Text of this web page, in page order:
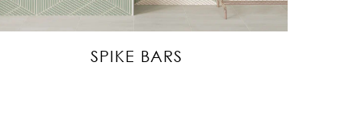
SPIKE BARS